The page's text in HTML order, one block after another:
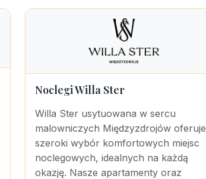
Noclegi Willa Ster
Willa Ster usytuowana w sercu
malowniczych Międzyzdrojów oferuje
szeroki wybór komfortowych miejsc
noclegowych, idealnych na każdą
okazję. Nasze apartamenty oraz